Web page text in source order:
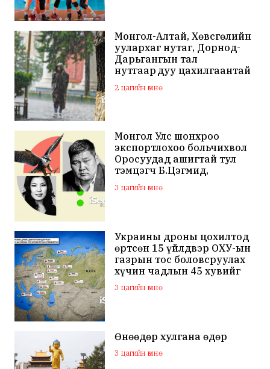
Монгол-Алтай, Хөвсгөлийн
уулархаг нутаг, Дорнод-
Дарьгангын тал
нутгаар дуу цахилгаантай
аадар бороо орно
2 цагийн өмнө
Монгол Улс шонхроо
экспортлохоо больчихвол
Оросуудад ашигтай тул
тэмцэгч Б.Цэгмид,
Н.Эрдэнэ зэрэг хүмүүсийг
санхүүжүүлдэг байж
3 цагийн өмнө
Украины дроны цохилтод
өртсөн 15 үйлдвэр ОХУ-ын
газрын тос боловсруулах
хүчин чадлын 45 хувийг
бүрдүүлдэг байжээ
3 цагийн өмнө
Өнөөдөр хулгана өдөр
3 цагийн өмнө